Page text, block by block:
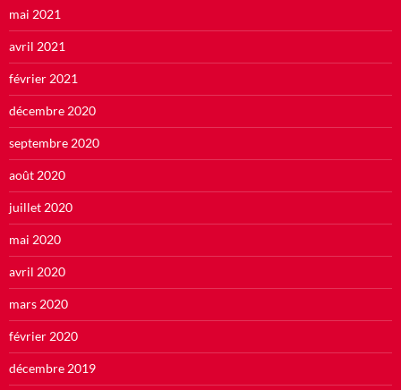
mai 2021
avril 2021
février 2021
décembre 2020
septembre 2020
août 2020
juillet 2020
mai 2020
avril 2020
mars 2020
février 2020
décembre 2019